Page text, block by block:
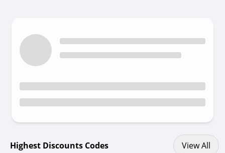
Highest Discounts Codes
View All discount codes
View All